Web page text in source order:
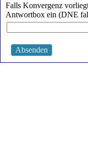
Falls Konvergenz
Antwortbox ein (DNE